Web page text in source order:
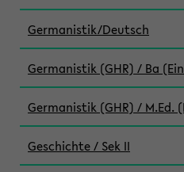
Germanistik/Deutsch
Germanistik (GHR) / Ba
Germanistik (GHR) / M.Ed.
Geschichte / Sek II